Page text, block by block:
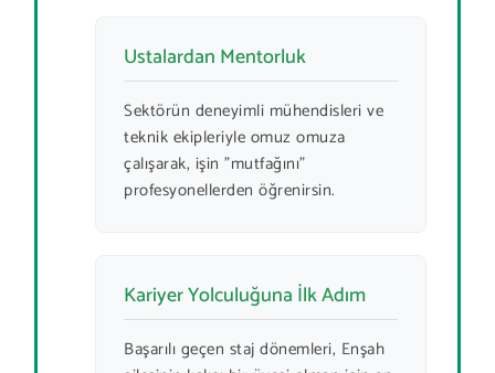
Ustalardan Mentorluk
Sektörün deneyimli mühendisleri ve
teknik ekipleriyle omuz omuza
çalışarak, işin "mutfağını"
profesyonellerden öğrenirsin.
Kariyer Yolculuğuna İlk Adım
Başarılı geçen staj dönemleri, Enşah